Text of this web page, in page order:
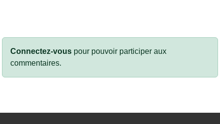
Connectez-vous pour pouvoir participer aux
commentaires.